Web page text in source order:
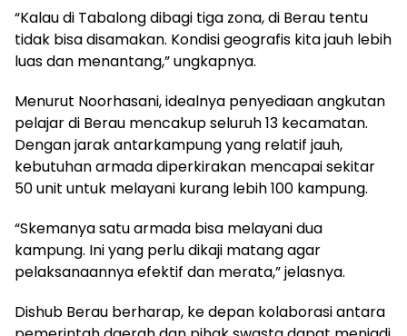
“Kalau di Tabalong dibagi tiga zona, di Berau tentu
tidak bisa disamakan. Kondisi geografis kita jauh lebih
luas dan menantang,” ungkapnya.
Menurut Noorhasani, idealnya penyediaan angkutan
pelajar di Berau mencakup seluruh 13 kecamatan.
Dengan jarak antarkampung yang relatif jauh,
kebutuhan armada diperkirakan mencapai sekitar
50 unit untuk melayani kurang lebih 100 kampung.
“Skemanya satu armada bisa melayani dua
kampung. Ini yang perlu dikaji matang agar
pelaksanaannya efektif dan merata,” jelasnya.
Dishub Berau berharap, ke depan kolaborasi antara